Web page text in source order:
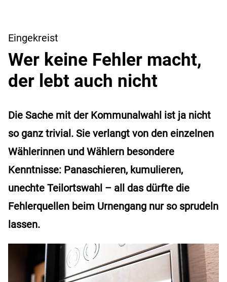
Eingekreist
Wer keine Fehler macht,
der lebt auch nicht
Die Sache mit der Kommunalwahl ist ja nicht
so ganz trivial. Sie verlangt von den einzelnen
Wählerinnen und Wählern besondere
Kenntnisse: Panaschieren, kumulieren,
unechte Teilortswahl – all das dürfte die
Fehlerquellen beim Urnengang nur so sprudeln
lassen.